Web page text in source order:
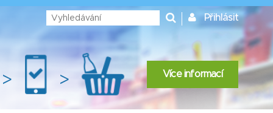
Přihlásit
> > Více informací